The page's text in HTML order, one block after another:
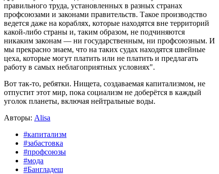
правильного труда, установленных в разных странах
профсоюзами и законами правительств. Такое производство
ведется даже на кораблях, которые находятся вне территорий
какой-либо страны и, таким образом, не подчиняются
никаким законам — ни государственным, ни профсоюзным. И
мы прекрасно знаем, что на таких судах находятся швейные
цеха, которые могут платить или не платить и предлагать
работу в самых неблагоприятных условиях".
Вот так-то, ребятки. Нищета, создаваемая капитализмом, не
отпустит этот мир, пока социализм не доберётся в каждый
уголок планеты, включая нейтральные воды.
Авторы: Alisa
#капитализм
#забастовка
#профсоюзы
#мода
#Бангладеш